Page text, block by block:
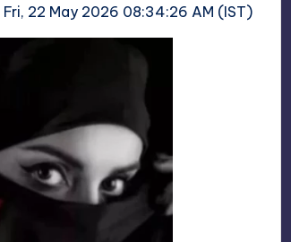
Fri, 22 May 2026 08:34:26 AM (IST)